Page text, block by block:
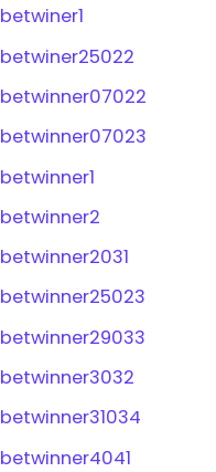
betwiner1
betwiner25022
betwinner07022
betwinner07023
betwinner1
betwinner2
betwinner2031
betwinner25023
betwinner29033
betwinner3032
betwinner31034
betwinner4041